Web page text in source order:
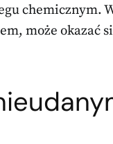
może okazać